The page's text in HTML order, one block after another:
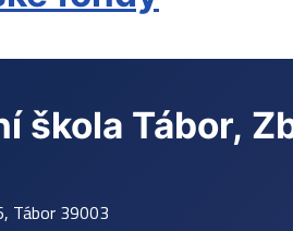
škola Tábor,
Tábor 39003